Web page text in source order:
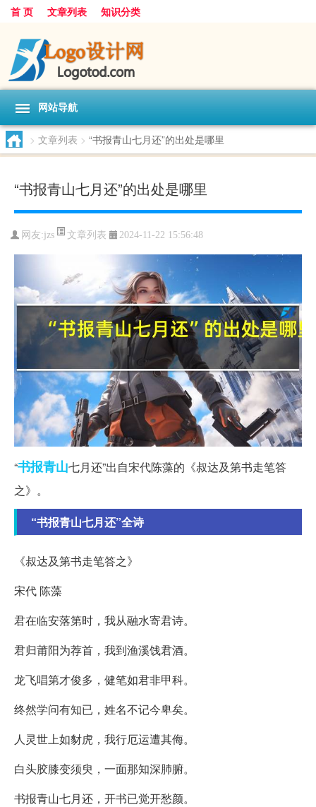
首 页 文章列表 知识分类
网站导航
> 文章列表 > “书报青山七月还”的出处是哪里
“书报青山七月还”的出处是哪里
网友:jzs 文章列表 2024-11-22 15:56:48
“书报青山七月还”出自宋代陈藻的《叔达及第书走笔答
之》。
“书报青山七月还”全诗
《叔达及第书走笔答之》
宋代 陈藻
君在临安落第时，我从融水寄君诗。
君归莆阳为荐首，我到渔溪饯君酒。
龙飞唱第才俊多，健笔如君非甲科。
终然学问有知已，姓名不记今卑矣。
人灵世上如豺虎，我行厄运遭其侮。
白头胶膝变须臾，一面那知深肺腑。
书报青山七月还，开书已觉开愁颜。